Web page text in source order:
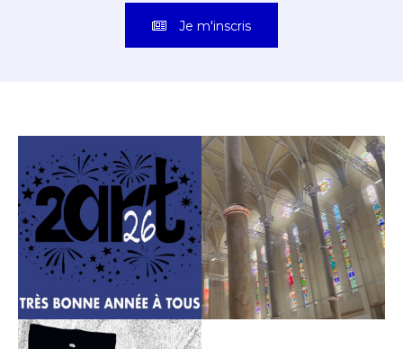
Je m'inscris